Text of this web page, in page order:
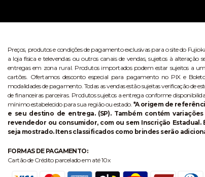
Preços, produtos e condições de pagamento exclusivas para o site do
a loja física e televendas ou outros canais de vendas, sujeitos à
entregas em zona rural. Produtos importados podem estar sujeitos a
cartões. Ofertamos desconto especial para pagamento no PIX e
modalidades de pagamento. Todas as vendas estão sujeitas verificação de
de financeiras parceiras. Produtos sujeitos a entrega conforme
mínimo estabelecido para sua região ou estado. *A origem de
e seu destino de entrega. (SP). Também contém
revendedor ou consumidor, com ou sem Inscrição
seja mostrado. Itens classificados como brindes serão
FORMAS DE PAGAMENTO:
Cartão de Crédito parcelado em até 10x